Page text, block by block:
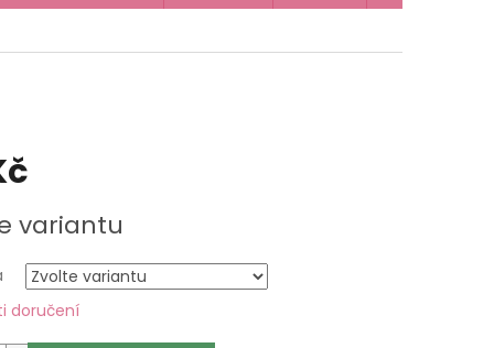
variantu
doručení